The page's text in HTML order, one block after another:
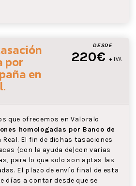
DESDE
220€ + IVA
por
en
.
que ofrecemos en Valoralo
homologadas por Banco de
Real. El fin de dichas tasaciones
{con la ayuda de|con varias
para lo que solo son aptas las
El plazo de envío final de esta
días a contar desde que se